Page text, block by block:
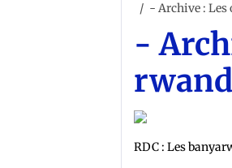
- Archive : Les
-
RDC : Les